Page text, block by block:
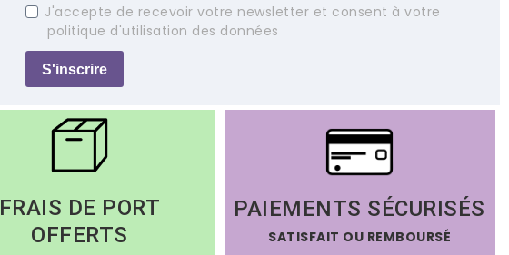
J'accepte de recevoir votre newsletter et consent à votre
politique d'utilisation des données
S'inscrire
FRAIS DE PORT
OFFERTS
PAIEMENTS SÉCURISÉS
SATISFAIT OU REMBOURSÉ